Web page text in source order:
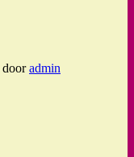
dooradmin